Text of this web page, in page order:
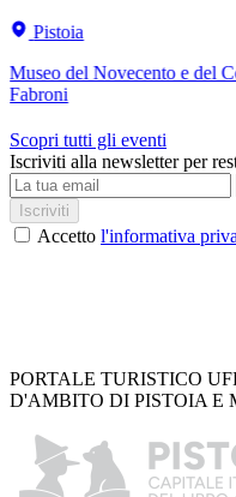
Pistoia
Museo del Novecento e del
Fabroni
Scopri tutti gli eventi
Iscriviti alla newsletter per
Iscriviti
Accetto l'informativa
PORTALE TURISTICO
D'AMBITO DI PISTOIA E